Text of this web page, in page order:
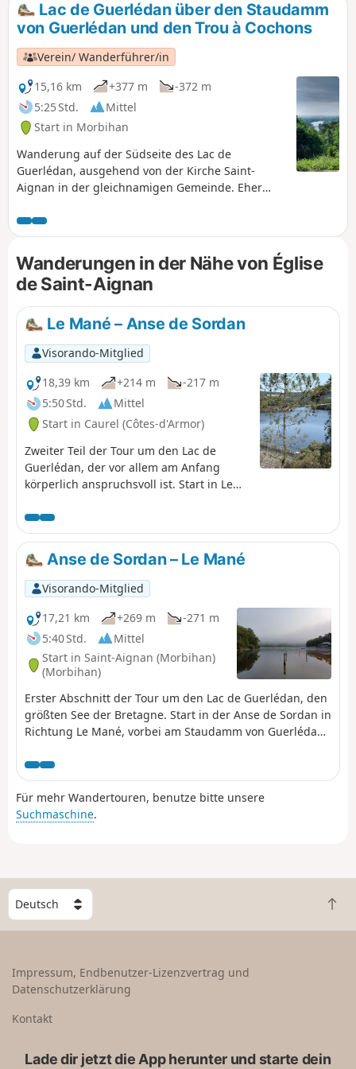
Lac de Guerlédan über den Staudamm
von Guerlédan und den Trou à Cochons
Verein/ Wanderführer/in
15,16 km
+377 m
-372 m
5:25 Std.
Mittel
Start in Morbihan
Wanderung auf der Südseite des Lac de
Guerlédan, ausgehend von der Kirche Saint-
Aignan in der gleichnamigen Gemeinde. Eher
Strecke verläuft am Seeufer entlang sowie durch
den Wald, der den See umgibt. Sehr
abwechslungsreiche Landschaften. Zahlreiche
Wege ermöglichen es, die Strecke zu variieren.
Wanderungen in der Nähe von Église
de Saint-Aignan
Le Mané – Anse de Sordan
Visorando-Mitglied
18,39 km
+214 m
-217 m
5:50 Std.
Mittel
Start in Caurel (Côtes-d'Armor)
Zweiter Teil der Tour um den Lac de
Guerlédan, der vor allem am Anfang
körperlich anspruchsvoll ist. Start in Le
vorbei an der ehemaligen Abtei Notre-
Dame de Bon Repos. Rückweg über den
westlichen Teil des Sees.
Anse de Sordan – Le Mané
Visorando-Mitglied
17,21 km
+269 m
-271 m
5:40 Std.
Mittel
Start in Saint-Aignan (Morbihan)
(Morbihan)
Erster Abschnitt der Tour um den Lac de Guerlédan, den
größten See der Bretagne. Start in der Anse de Sordan in
Richtung Le Mané, vorbei am Staudamm von Guerlédan.
entlang.
Für mehr Wandertouren, benutze bitte unsere
Suchmaschine.
W
ä
h
e
n
Z
u
Impressum, Endbenutzer-Lizenzvertrag und
Datenschutzerklärung
Kontakt
Lade dir jetzt die App herunter und starte dein